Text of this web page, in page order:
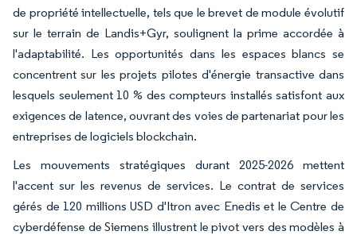
de propriété intellectuelle, tels que le brevet de module évolutif
sur le terrain de Landis+Gyr, soulignent la prime accordée à
l'adaptabilité. Les opportunités dans les espaces blancs se
concentrent sur les projets pilotes d'énergie transactive dans
lesquels seulement 10 % des compteurs installés satisfont aux
exigences de latence, ouvrant des voies de partenariat pour les
entreprises de logiciels blockchain.
Les mouvements stratégiques durant 2025-2026 mettent
l'accent sur les revenus de services. Le contrat de services
gérés de 120 millions USD d'Itron avec Enedis et le Centre de
cyberdéfense de Siemens illustrent le pivot vers des modèles à